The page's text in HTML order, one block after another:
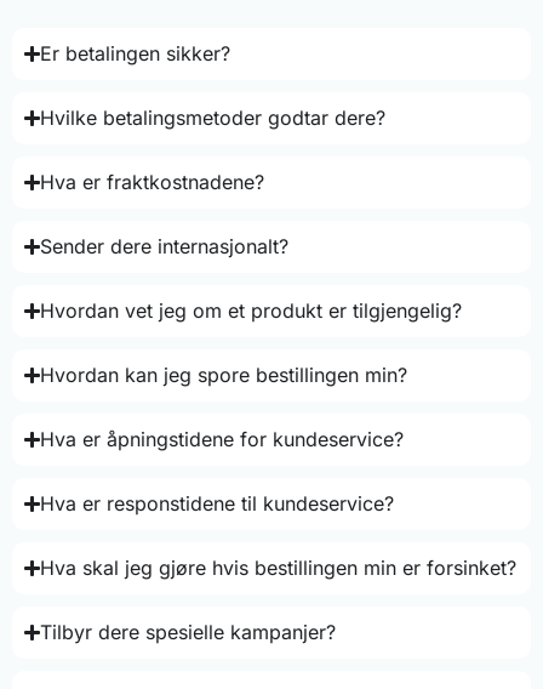
Er betalingen sikker?
Hvilke betalingsmetoder godtar dere?
Hva er fraktkostnadene?
Sender dere internasjonalt?
Hvordan vet jeg om et produkt er tilgjengelig?
Hvordan kan jeg spore bestillingen min?
Hva er åpningstidene for kundeservice?
Hva er responstidene til kundeservice?
Hva skal jeg gjøre hvis bestillingen min er forsinket?
Tilbyr dere spesielle kampanjer?